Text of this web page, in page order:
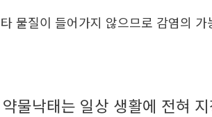
물질이 들어가지 않으므로 감염의
약물낙태는 일상 생활에 전혀